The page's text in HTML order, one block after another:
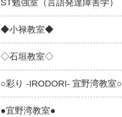
ST勉強室（言語発達障害学）
◆小禄教室◆
◇石垣教室◇
○彩り -IRODORI- 宜野湾教室○
●宜野湾教室●